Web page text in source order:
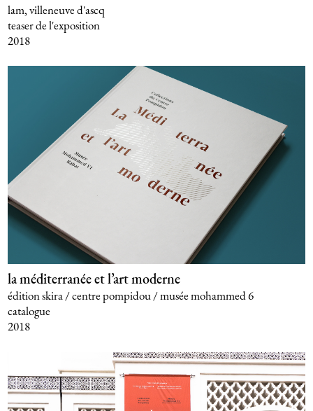
lam, villeneuve d'ascq
teaser de l'exposition
2018
la méditerranée et l’art moderne
édition skira / centre pompidou / musée mohammed 6
catalogue
2018